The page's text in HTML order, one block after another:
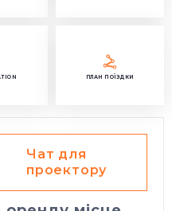
ПЛАН ПОЇЗДКИ
Чат для
проектору